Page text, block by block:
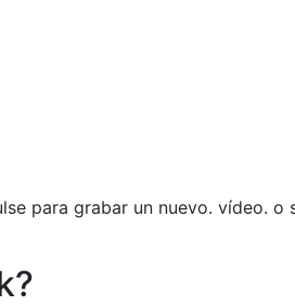
para grabar un nuevo. vídeo. o